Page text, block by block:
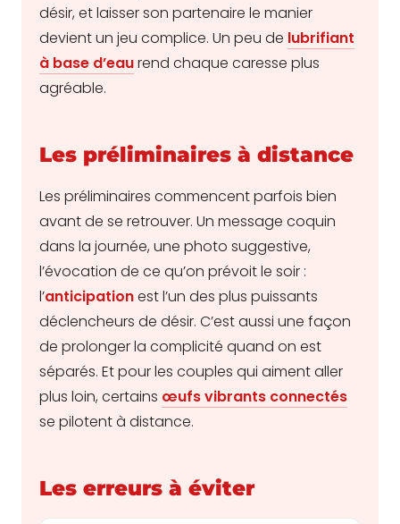
désir, et laisser son partenaire le manier
devient un jeu complice. Un peu de lubrifiant
à base d’eaurend chaque caresse plus
agréable.
Les préliminaires à distance
Les préliminaires commencent parfois bien
avant de se retrouver. Un message coquin
dans la journée, une photo suggestive,
l’évocation de ce qu’on prévoit le soir :
l’anticipationest l’un des plus puissants
déclencheurs de désir. C’est aussi une façon
de prolonger la complicité quand on est
séparés. Et pour les couples qui aiment aller
plus loin, certains œufs vibrants connectés
se pilotent à distance.
Les erreurs à éviter